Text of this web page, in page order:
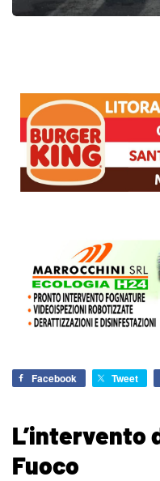
Facebook Tweet
L’intervento
Fuoco